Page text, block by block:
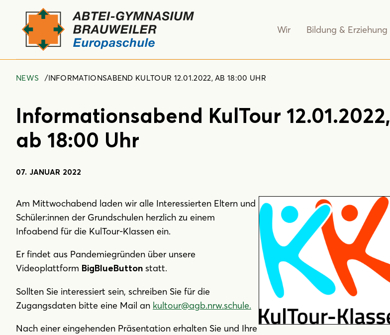
Wir Bildung & Erziehung
NEWS INFORMATIONSABEND KULTOUR 12.01.2022, AB 18:00 UHR
Informationsabend KulTour 12.01.2022,
ab 18:00 Uhr
07. JANUAR 2022
Am Mittwochabend laden wir alle Interessierten Eltern und
Schüler:innen der Grundschulen herzlich zu einem
Infoabend für die KulTour-Klassen ein.
Er findet aus Pandemiegründen über unsere
Videoplattform BigBlueButton statt.
Sollten Sie interessiert sein, schreiben Sie für die
Zugangsdaten bitte eine Mail an kultour@agb.nrw.schule.
Nach einer eingehenden Präsentation erhalten Sie und Ihre